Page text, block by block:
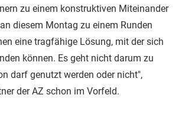
zu einem konstruktiven Miteinander
diesem Montag zu einem Runden
eine tragfähige Lösung, mit der sich
können. Es geht nicht darum zu
darf genutzt werden oder nicht",
der AZ schon im Vorfeld.